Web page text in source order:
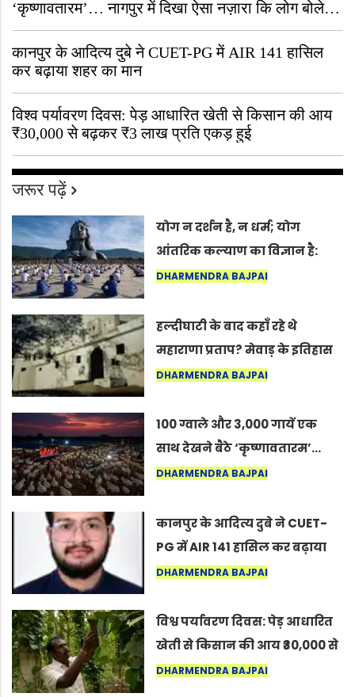
‘कृष्णावतारम’… नागपुर में दिखा ऐसा नज़ारा कि लोग बोले,
“ऐसा तो सिर्फ़ कृष्ण ही कर सकते हैं”
कानपुर के आदित्य दुबे ने CUET-PG में AIR 141 हासिल
कर बढ़ाया शहर का मान
विश्व पर्यावरण दिवस: पेड़ आधारित खेती से किसान की आय
₹30,000 से बढ़कर ₹3 लाख प्रति एकड़ हुई
जरूर पढ़ें
योग न दर्शन है, न धर्म; योग
आंतरिक कल्याण का विज्ञान है:
अंतरराष्ट्रीय योग दिवस 2026 पर
DHARMENDRA BAJPAI
हल्दीघाटी के बाद कहाँ रहे थे
महाराणा प्रताप? मेवाड़ के इतिहास
का वह अनकहा अध्याय जो आज भी
DHARMENDRA BAJPAI
100 ग्वाले और 3,000 गायें एक
साथ देखने बैठे ‘कृष्णावतारम’…
नागपुर में दिखा ऐसा नज़ारा कि
कर सकते हैं”
DHARMENDRA BAJPAI
कानपुर के आदित्य दुबे ने CUET-
PG में AIR 141 हासिल कर बढ़ाया
शहर का मान
DHARMENDRA BAJPAI
विश्व पर्यावरण दिवस: पेड़ आधारित
खेती से किसान की आय ₹30,000 से
बढ़कर ₹3 लाख प्रति एकड़ हुई
DHARMENDRA BAJPAI